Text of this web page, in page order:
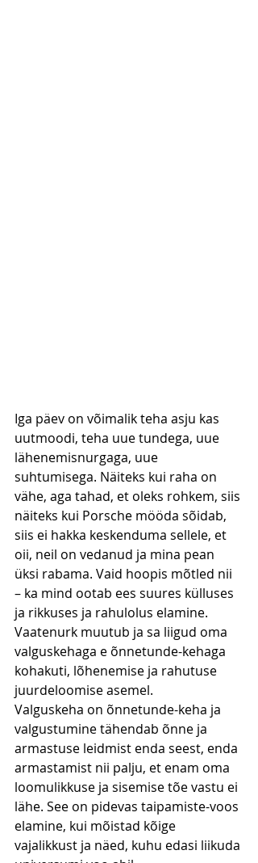
Iga päev on võimalik teha asju kas
uutmoodi, teha uue tundega, uue
lähenemisnurgaga, uue
suhtumisega. Näiteks kui raha on
vähe, aga tahad, et oleks rohkem, siis
näiteks kui Porsche mööda sõidab,
siis ei hakka keskenduma sellele, et
oii, neil on vedanud ja mina pean
üksi rabama. Vaid hoopis mõtled nii
– ka mind ootab ees suures külluses
ja rikkuses ja rahulolus elamine.
Vaatenurk muutub ja sa liigud oma
valguskehaga e õnnetunde-kehaga
kohakuti, lõhenemise ja rahutuse
juurdeloomise asemel.
Valguskeha on õnnetunde-keha ja
valgustumine tähendab õnne ja
armastuse leidmist enda seest, enda
armastamist nii palju, et enam oma
loomulikkuse ja sisemise tõe vastu ei
lähe. See on pidevas taipamiste-voos
elamine, kui mõistad kõige
vajalikkust ja näed, kuhu edasi liikuda